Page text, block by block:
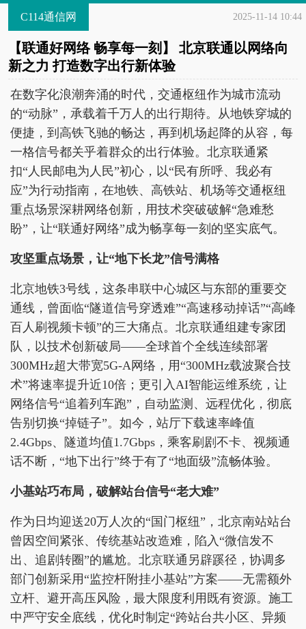
C114通信网 2025-11-14 10:44
【联通好网络 畅享每一刻】 北京联通以网络向
新之力 打造数字出行新体验
在数字化浪潮奔涌的时代，交通枢纽作为城市流动
的“动脉”，承载着千万人的出行期待。从地铁穿城的
便捷，到高铁飞驰的畅达，再到机场起降的从容，每
一格信号都关乎着群众的出行体验。北京联通紧
扣“人民邮电为人民”初心，以“民有所呼、我必有
应”为行动指南，在地铁、高铁站、机场等交通枢纽
重点场景深耕网络创新，用技术突破破解“急难愁
盼”，让“联通好网络”成为畅享每一刻的坚实底气。
攻坚重点场景，让“地下长龙”信号满格
北京地铁3号线，这条串联中心城区与东部的重要交
通线，曾面临“隧道信号穿透难”“高速移动掉话”“高峰
百人刷视频卡顿”的三大痛点。北京联通组建专家团
队，以技术创新破局——全球首个全线连续部署
300MHz超大带宽5G-A网络，用“300MHz载波聚合技
术”将速率提升近10倍；更引入AI智能运维系统，让
网络信号“追着列车跑”，自动监测、远程优化，彻底
告别切换“掉链子”。如今，站厅下载速率峰值
2.4Gbps、隧道均值1.7Gbps，乘客刷剧不卡、视频通
话不断，“地下出行”终于有了“地面级”流畅体验。
小基站巧布局，破解站台信号“老大难”
作为日均迎送20万人次的“国门枢纽”，北京南站站台
曾因空间紧张、传统基站改造难，陷入“微信发不
出、追剧转圈”的尴尬。北京联通另辟蹊径，协调多
部门创新采用“监控杆附挂小基站”方案——无需额外
立杆、避开高压风险，最大限度利用既有资源。施工
中严守安全底线，优化时制定“跨站台共小区、异频